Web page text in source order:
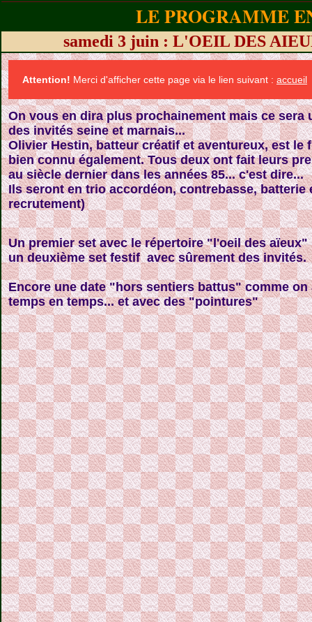
LE PROGRAMME
samedi 3 juin : L'OEIL DES
Attention! Merci d'afficher cette page via le lien suivant : accueil
On vous en dira plus prochainement mais ce sera
des invités seine et marnais...
Olivier Hestin, batteur créatif et aventureux, est le
bien connu également. Tous deux ont fait leurs
au siècle dernier dans les années 85... c'est dire...
Ils seront en trioaccordéon, contrebasse, batterie
recrutement)
Un premier set avec le répertoire "l'oeil des
un deuxième set festif avec sûrement des invités.
Encore une date "hors sentiers battus" comme
temps en temps... et avec des "pointures"